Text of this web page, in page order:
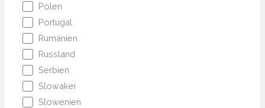
Polen
Portugal
Rumänien
Russland
Serbien
Slowakei
Slowenien